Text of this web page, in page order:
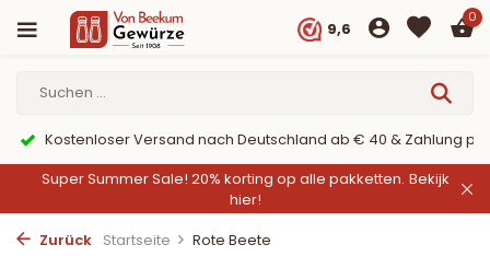
9,6
0
Kostenloser Versand nach Deutschland ab € 40 & Zahlung
Super Summer Sale! 20% korting op alle pakketten. Bekijk
hier!
Zurück Startseite Rote Beete